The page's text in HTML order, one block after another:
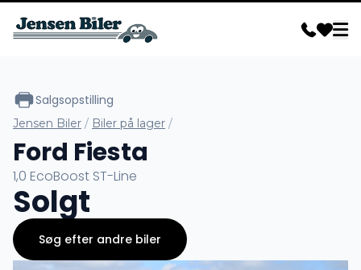
Salgsopstilling
Jensen Biler / Biler på lager /
Ford Fiesta
1,0 EcoBoost ST-Line
Solgt
Søg efter andre biler